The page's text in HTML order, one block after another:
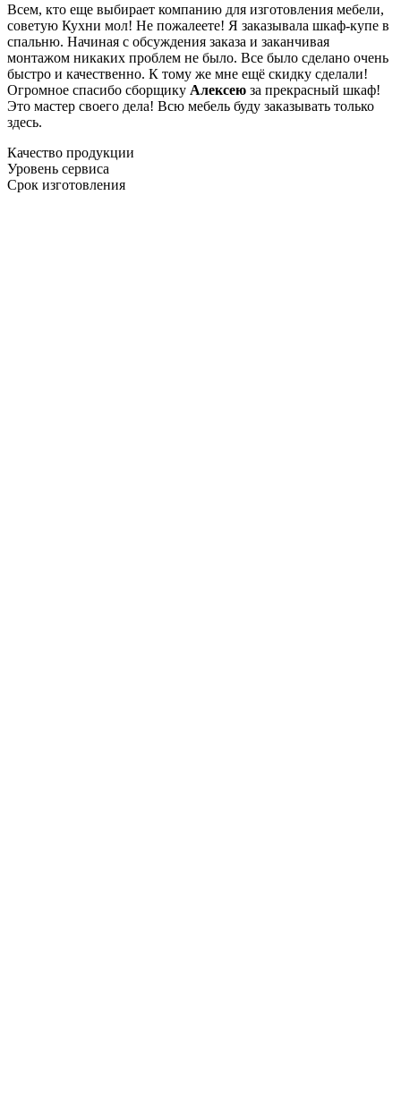
Всем, кто еще выбирает компанию для изготовления мебели,
советую Кухни мол! Не пожалеете! Я заказывала шкаф-купе в
спальню. Начиная с обсуждения заказа и заканчивая
монтажом никаких проблем не было. Все было сделано очень
быстро и качественно. К тому же мне ещё скидку сделали!
Огромное спасибо сборщику Алексею за прекрасный шкаф!
Это мастер своего дела! Всю мебель буду заказывать только
здесь.
Качество продукции
Уровень сервиса
Срок изготовления